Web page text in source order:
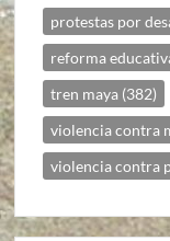
protestas por
reforma
tren maya (382)
violencia contra
violencia contra